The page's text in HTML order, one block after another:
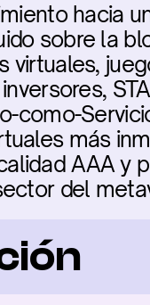
hacia
sobre la
virtuales,
como-
más
AAA y
del